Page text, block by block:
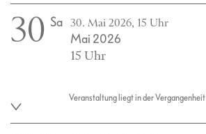
30 Sa 30. Mai 2026, 15 Uhr
Mai 2026
15 Uhr
Veranstaltung liegt in der Vergangenheit